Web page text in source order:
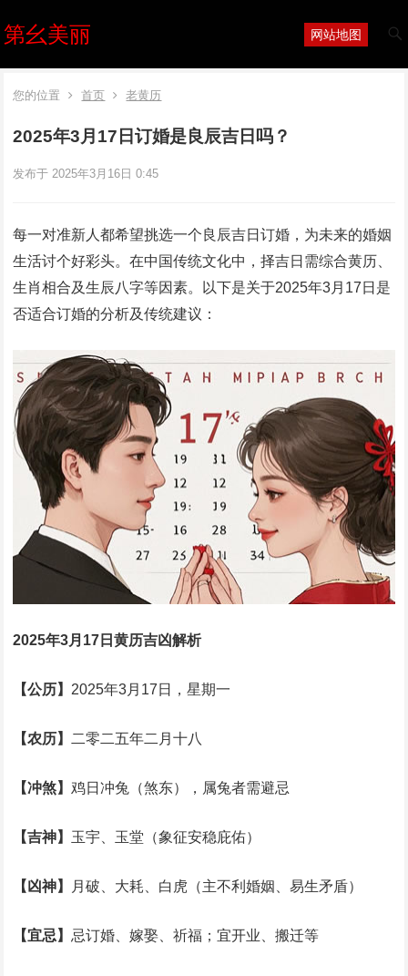
第幺美丽 网站地图
您的位置 首页 老黄历
2025年3月17日订婚是良辰吉日吗？
发布于 2025年3月16日 0:45
每一对准新人都希望挑选一个良辰吉日订婚，为未来的婚姻
生活讨个好彩头。在中国传统文化中，择吉日需综合黄历、
生肖相合及生辰八字等因素。以下是关于2025年3月17日是
否适合订婚的分析及传统建议：
2025年3月17日黄历吉凶解析
【公历】 2025年3月17日，星期一
【农历】 二零二五年二月十八
【冲煞】 鸡日冲兔（煞东），属兔者需避忌
【吉神】 玉宇、玉堂（象征安稳庇佑）
【凶神】 月破、大耗、白虎（主不利婚姻、易生矛盾）
【宜忌】 忌订婚、嫁娶、祈福；宜开业、搬迁等